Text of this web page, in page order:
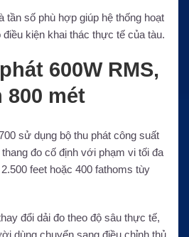
tần số phù hợp giúp hệ thống hoạt
kiện khai thác thực tế của tàu.
600W RMS,
800 mét
sử dụng bộ thu phát công suất
đo cố định với phạm vi tối đa
feet hoặc 400 fathoms tùy
đổi dải đo theo độ sâu thực tế,
dùng chuyển sang điều chỉnh thủ